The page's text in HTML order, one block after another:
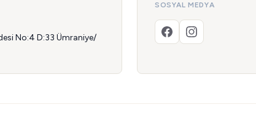
No:4 D:33 Ümraniye/
SOSYAL MEDYA